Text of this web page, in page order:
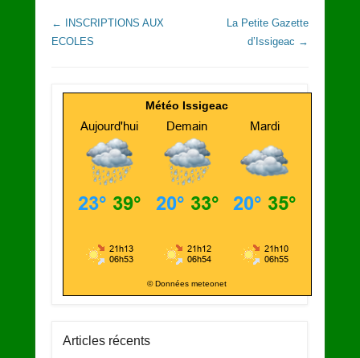
Navigation dans les articles
←
INSCRIPTIONS AUX
ECOLES
La Petite Gazette
d’Issigeac →
Météo Issigeac
© Données meteonet
Articles récents